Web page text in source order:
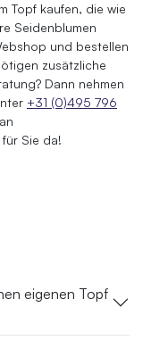
Topf kaufen, die wie
Seidenblumen
und bestellen
zusätzliche
Dann nehmen
+31 (0)495 796
Sie da!
eigenen Topf